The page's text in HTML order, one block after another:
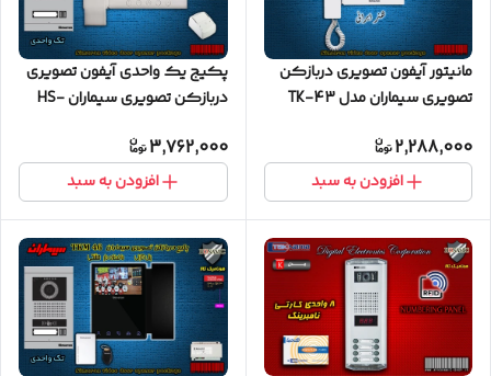
مانیتور آیفون تصویری دربازکن
تصویری سیماران مدل TK-43
2,288,000
افزودن به سبد
پکیج یک واحدی آیفون تصویری
دربازکن تصویری سیماران HS-
3,762,000
افزودن به سبد